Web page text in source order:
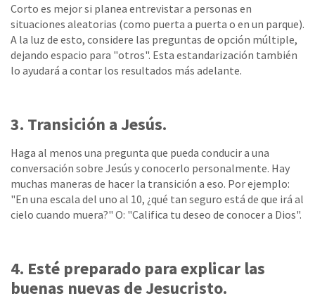
Corto es mejor si planea entrevistar a personas en
situaciones aleatorias (como puerta a puerta o en un parque).
A la luz de esto, considere las preguntas de opción múltiple,
dejando espacio para "otros". Esta estandarización también
lo ayudará a contar los resultados más adelante.
3. Transición a Jesús.
Haga al menos una pregunta que pueda conducir a una
conversación sobre Jesús y conocerlo personalmente. Hay
muchas maneras de hacer la transición a eso. Por ejemplo:
"En una escala del uno al 10, ¿qué tan seguro está de que irá al
cielo cuando muera?" O: "Califica tu deseo de conocer a Dios".
4. Esté preparado para explicar las
buenas nuevas de Jesucristo.